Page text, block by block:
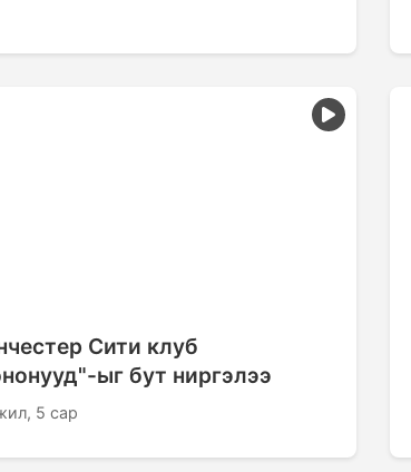
Сити клуб
ыг бут ниргэлээ
5 сар